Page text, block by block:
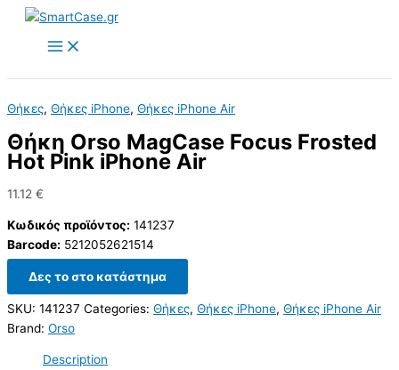
Skip
content
Θήκες, Θήκες iPhone, Θήκες iPhone Air
Θήκη Orso MagCase Focus Frosted
Hot Pink iPhone Air
11.12 €
Κωδικός προϊόντος: 141237
Barcode: 5212052621514
Δες το στο κατάστημα
SKU: 141237 Categories: Θήκες, Θήκες iPhone, Θήκες iPhone Air
Brand: Orso
Description